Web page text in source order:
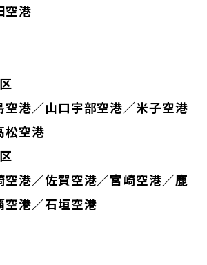
空港
空港／山口宇部空港／米子空港
松空港
空港／佐賀空港／宮崎空港／鹿
空港／石垣空港